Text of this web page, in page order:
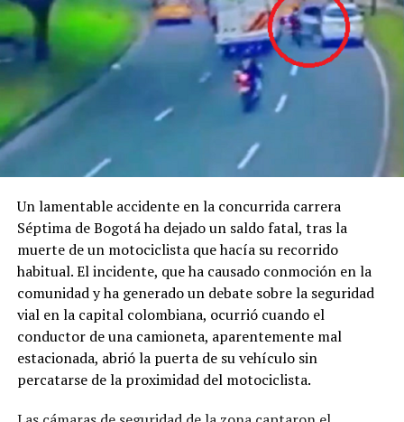
Un lamentable accidente en la concurrida carrera
Séptima de Bogotá ha dejado un saldo fatal, tras la
muerte de un motociclista que hacía su recorrido
habitual. El incidente, que ha causado conmoción en la
comunidad y ha generado un debate sobre la seguridad
vial en la capital colombiana, ocurrió cuando el
conductor de una camioneta, aparentemente mal
estacionada, abrió la puerta de su vehículo sin
percatarse de la proximidad del motociclista.